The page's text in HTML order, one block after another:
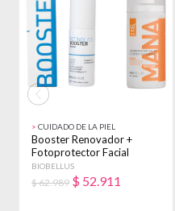
> CUIDADO DE LA PIEL
Booster Renovador +
Fotoprotector Facial
Biobellus Seca Noche
BIOBELLUS
$ 62.989 $ 52.911